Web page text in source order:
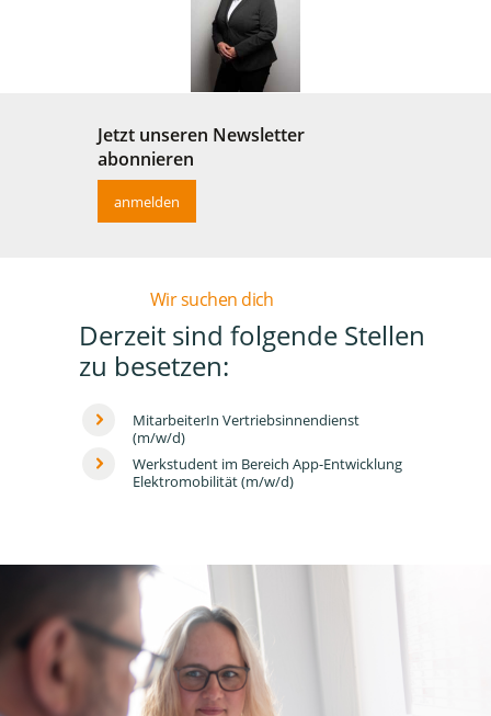
Jetzt unseren Newsletter
abonnieren
anmelden
Wir suchen dich
Derzeit sind folgende Stellen
zu besetzen:
MitarbeiterIn Vertriebsinnendienst
(m/w/d)
Werkstudent im Bereich App-Entwicklung
Elektromobilität (m/w/d)